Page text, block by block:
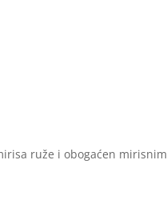
ruže i obogaćen mirisnim